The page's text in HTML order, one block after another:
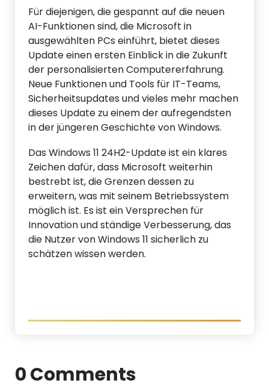
Für diejenigen, die gespannt auf die neuen
AI-Funktionen sind, die Microsoft in
ausgewählten PCs einführt, bietet dieses
Update einen ersten Einblick in die Zukunft
der personalisierten Computererfahrung.
Neue Funktionen und Tools für IT-Teams,
Sicherheitsupdates und vieles mehr machen
dieses Update zu einem der aufregendsten
in der jüngeren Geschichte von Windows.
Das Windows 11 24H2-Update ist ein klares
Zeichen dafür, dass Microsoft weiterhin
bestrebt ist, die Grenzen dessen zu
erweitern, was mit seinem Betriebssystem
möglich ist. Es ist ein Versprechen für
Innovation und ständige Verbesserung, das
die Nutzer von Windows 11 sicherlich zu
schätzen wissen werden.
0 Comments